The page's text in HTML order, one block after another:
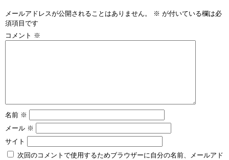
メールアドレスが公開されることはありません。 ※ が付いている欄は必
須項目です
コメント ※
名前 ※
メール ※
サイト
次回のコメントで使用するためブラウザーに自分の名前、メールアド